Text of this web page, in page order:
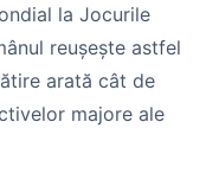
la Jocurile
reușește astfel
arată cât de
majore ale